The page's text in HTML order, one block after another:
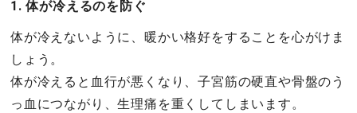
1. 体が冷えるのを防ぐ
体が冷えないように、暖かい格好をすることを心がけま
しょう。
体が冷えると血行が悪くなり、子宮筋の硬直や骨盤のう
っ血につながり、生理痛を重くしてしまいます。